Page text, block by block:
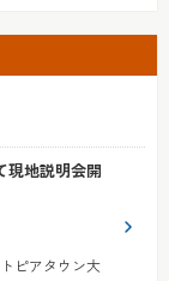
現地説明会開
ピアタウン大